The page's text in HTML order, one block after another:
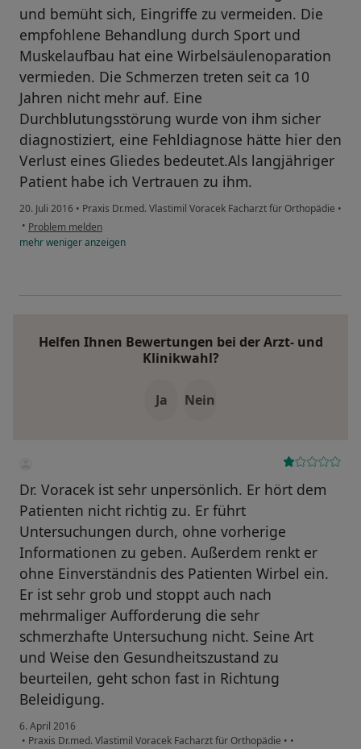
und bemüht sich, Eingriffe zu vermeiden. Die
empfohlene Behandlung durch Sport und
Muskelaufbau hat eine Wirbelsäulenoparation
vermieden. Die Schmerzen treten seit ca 10
Jahren nicht mehr auf. Eine
Durchblutungsstörung wurde von ihm sicher
diagnostiziert, eine Fehldiagnose hätte hier den
Verlust eines Gliedes bedeutet.Als langjähriger
Patient habe ich Vertrauen zu ihm.
20. Juli 2016 • Praxis Dr.med. Vlastimil Voracek Facharzt für Orthopädie •
• Problem melden
mehrwenigeranzeigen
Helfen Ihnen Bewertungen bei der Arzt- und
Klinikwahl?
Ja Nein
Dr. Voracek ist sehr unpersönlich. Er hört dem
Patienten nicht richtig zu. Er führt
Untersuchungen durch, ohne vorherige
Informationen zu geben. Außerdem renkt er
ohne Einverständnis des Patienten Wirbel ein.
Er ist sehr grob und stoppt auch nach
mehrmaliger Aufforderung die sehr
schmerzhafte Untersuchung nicht. Seine Art
und Weise den Gesundheitszustand zu
beurteilen, geht schon fast in Richtung
Beleidigung.
6. April 2016
• Praxis Dr.med. Vlastimil Voracek Facharzt für Orthopädie • •